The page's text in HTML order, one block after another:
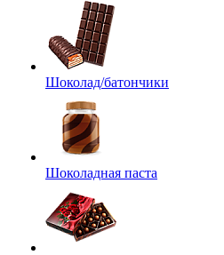
Шоколад/батончики
Шоколадная паста